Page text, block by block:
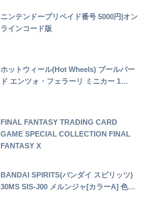
ニンテンドープリペイド番号 5000円|オン
ラインコード版
ホットウィール(Hot Wheels) ブールバー
ド エンツォ・フェラーリ ミニカー 1…
FINAL FANTASY TRADING CARD
GAME SPECIAL COLLECTION FINAL
FANTASY X
BANDAI SPIRITS(バンダイ スピリッツ)
30MS SIS-J00 メルンジャ[カラーA] 色…